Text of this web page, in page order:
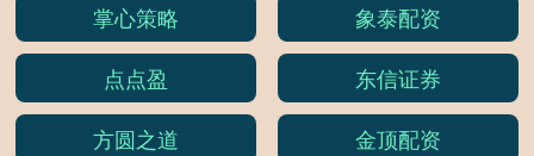
掌心策略
象泰配资
点点盈
东信证券
方圆之道
金顶配资